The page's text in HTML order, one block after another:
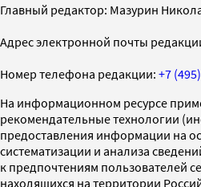
Главный редактор: Мазурин
Адрес электронной почты
Номер телефона редакции: +7
На информационном ресурсе
рекомендательные технологии
предоставления информации на
систематизации и анализа
к предпочтениям пользователей
находящихся на территории